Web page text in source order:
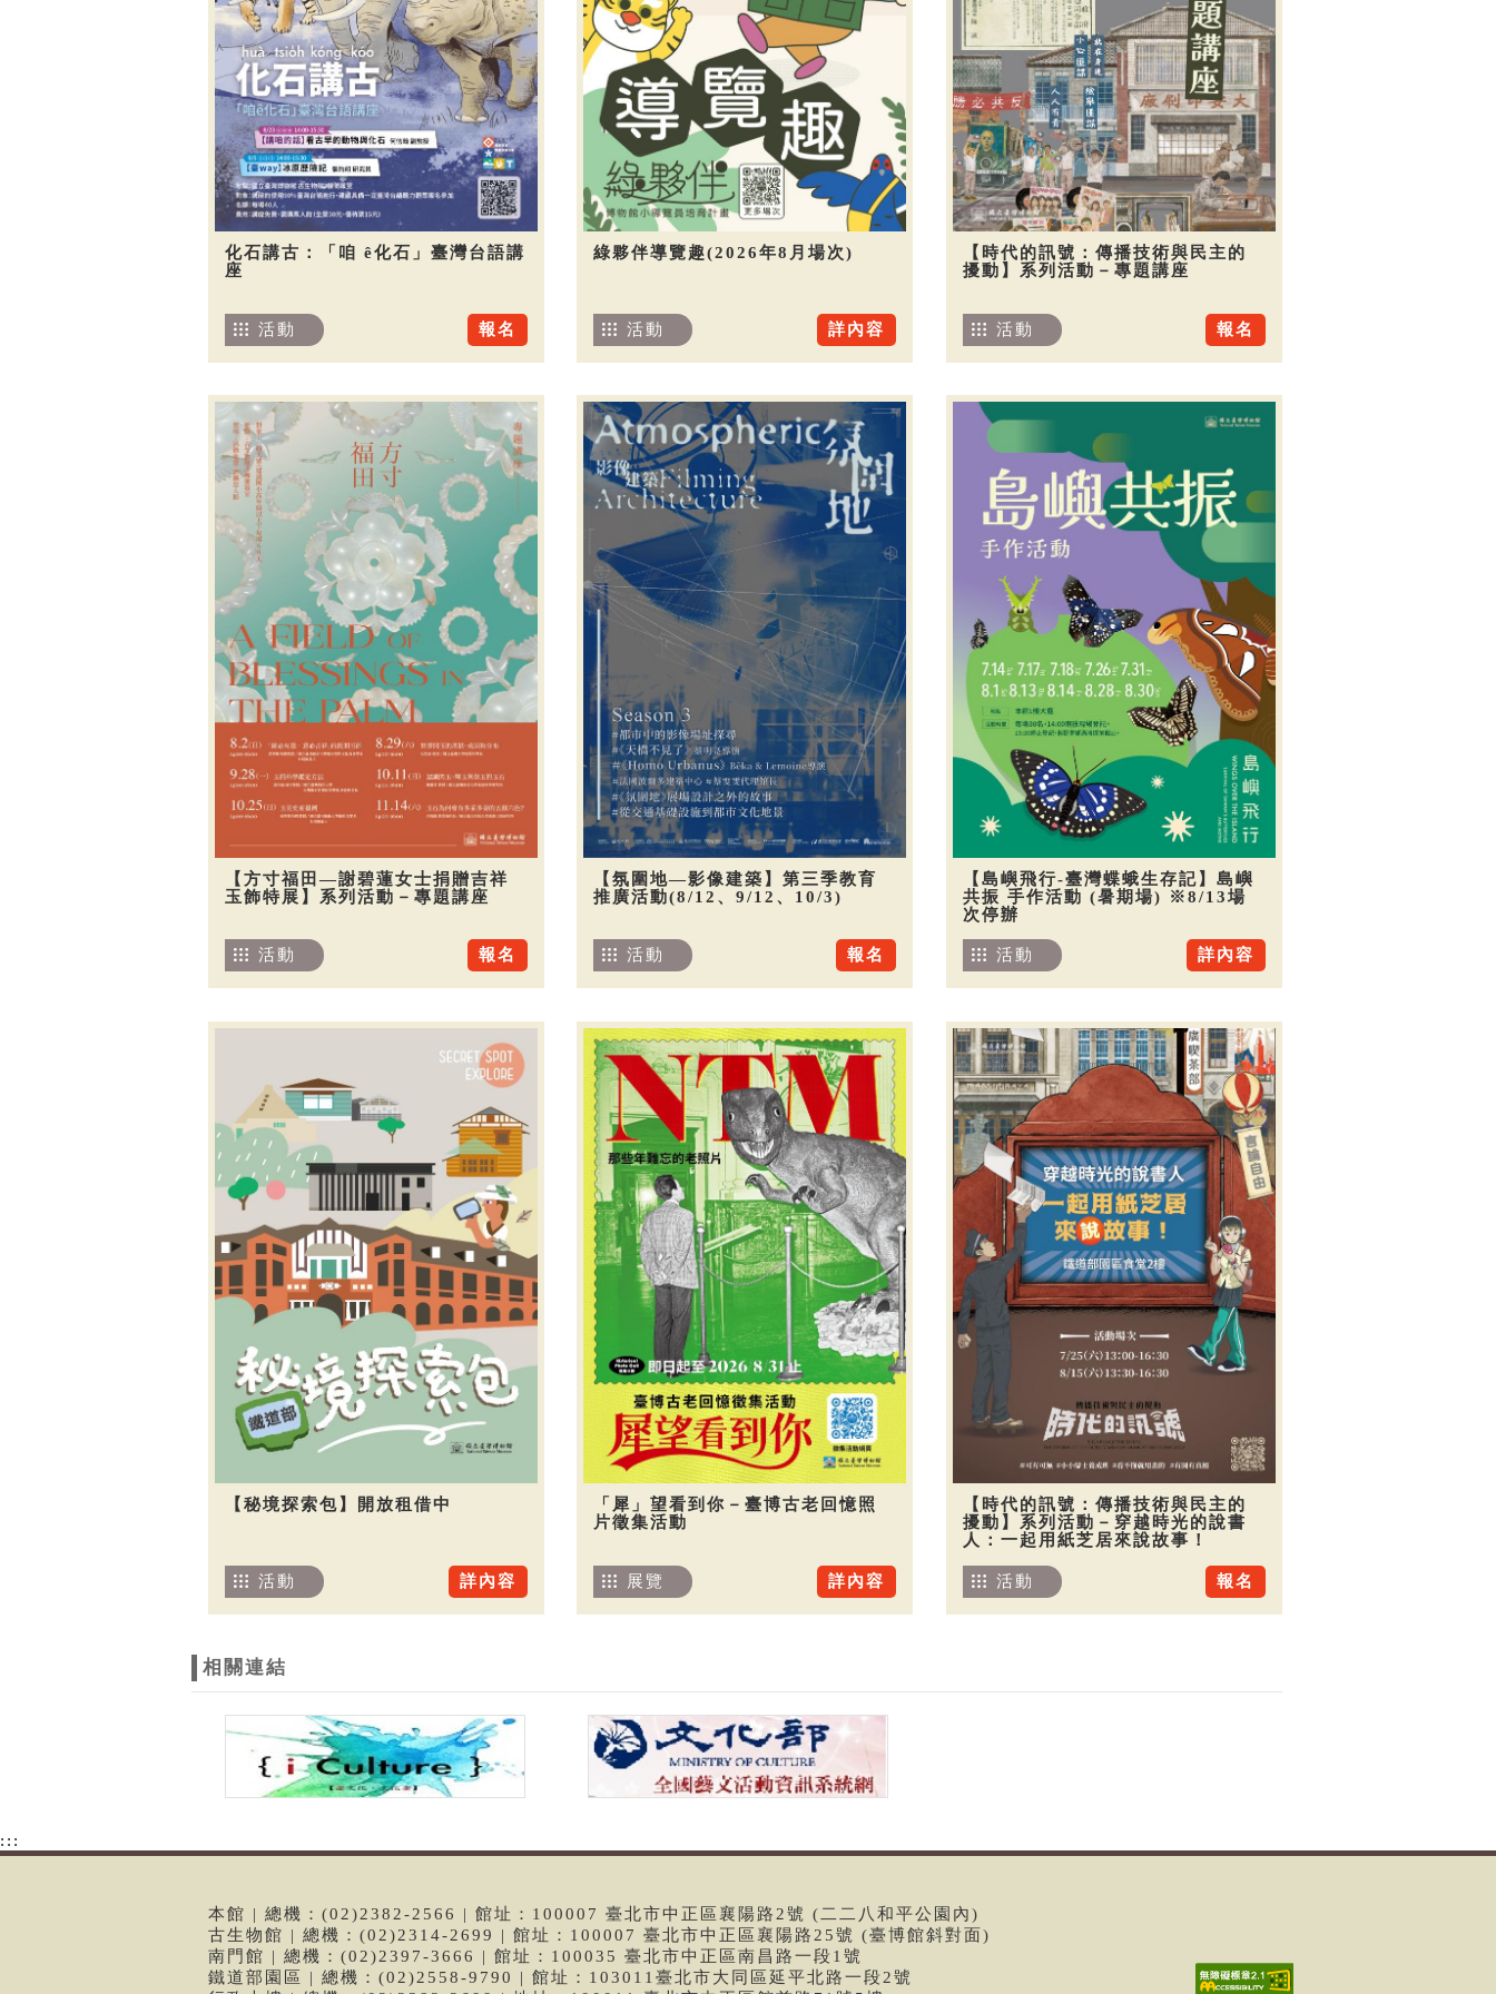
化石講古：「咱 ê化石」臺灣台語講
座
報名
活動
綠夥伴導覽趣(2026年8月場次)
詳內容
活動
【時代的訊號：傳播技術與民主的
擾動】系列活動－專題講座
報名
活動
【方寸福田—謝碧蓮女士捐贈吉祥
玉飾特展】系列活動－專題講座
報名
活動
【氛圍地—影像建築】第三季教育
推廣活動(8/12、9/12、10/3)
報名
活動
【島嶼飛行-臺灣蝶蛾生存記】島嶼
共振 手作活動 (暑期場) ※8/13場
次停辦
詳內容
活動
【秘境探索包】開放租借中
詳內容
活動
「犀」望看到你－臺博古老回憶照
片徵集活動
詳內容
展覽
【時代的訊號：傳播技術與民主的
擾動】系列活動－穿越時光的說書
人：一起用紙芝居來說故事！
報名
活動
相關連結
:::
本館 | 總機：(02)2382-2566 | 館址：100007 臺北市中正區襄陽路2號 (二二八和平公園內)
古生物館 | 總機：(02)2314-2699 | 館址：100007 臺北市中正區襄陽路25號 (臺博館斜對面)
南門館 | 總機：(02)2397-3666 | 館址：100035 臺北市中正區南昌路一段1號
鐵道部園區 | 總機：(02)2558-9790 | 館址：103011臺北市大同區延平北路一段2號